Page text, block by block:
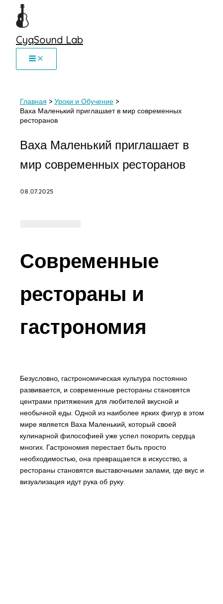
Перейти
CyqSound Lab
Главная
Уроки и Обучение
Ваха Маленький приглашает в мир современных
ресторанов
Ваха Маленький приглашает в
мир современных ресторанов
08.07.2025
Современные
рестораны и
гастрономия
Безусловно, гастрономическая культура постоянно
развивается, и современные рестораны становятся
центрами притяжения для любителей вкусной и
необычной еды. Одной из наиболее ярких фигур в этом
мире является Ваха Маленький, который своей
кулинарной философией уже успел покорить сердца
многих. Гастрономия перестает быть просто
необходимостью, она превращается в искусство, а
рестораны становятся выставочными залами, где вкус и
визуализация идут рука об руку.